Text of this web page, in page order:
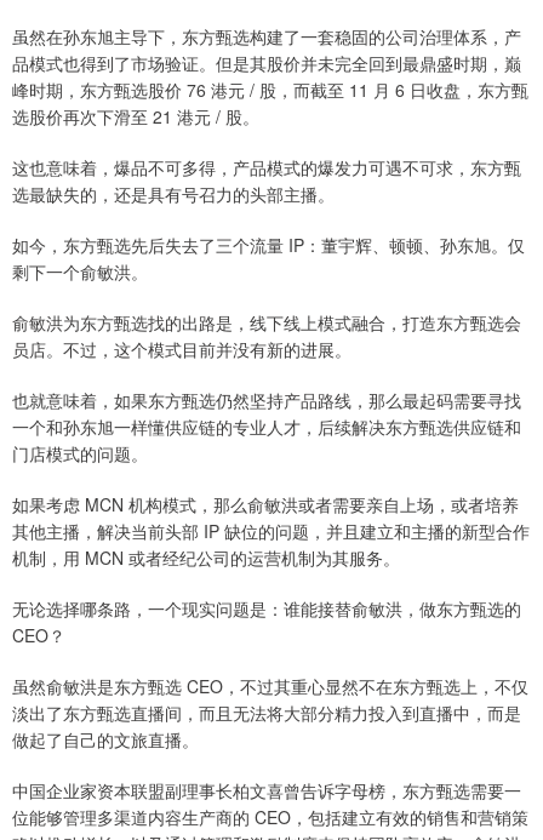
虽然在孙东旭主导下，东方甄选构建了一套稳固的公司治理体系，产
品模式也得到了市场验证。但是其股价并未完全回到最鼎盛时期，巅
峰时期，东方甄选股价 76 港元 / 股，而截至 11 月 6 日收盘，东方甄
选股价再次下滑至 21 港元 / 股。
这也意味着，爆品不可多得，产品模式的爆发力可遇不可求，东方甄
选最缺失的，还是具有号召力的头部主播。
如今，东方甄选先后失去了三个流量 IP：董宇辉、顿顿、孙东旭。仅
剩下一个俞敏洪。
俞敏洪为东方甄选找的出路是，线下线上模式融合，打造东方甄选会
员店。不过，这个模式目前并没有新的进展。
也就意味着，如果东方甄选仍然坚持产品路线，那么最起码需要寻找
一个和孙东旭一样懂供应链的专业人才，后续解决东方甄选供应链和
门店模式的问题。
如果考虑 MCN 机构模式，那么俞敏洪或者需要亲自上场，或者培养
其他主播，解决当前头部 IP 缺位的问题，并且建立和主播的新型合作
机制，用 MCN 或者经纪公司的运营机制为其服务。
无论选择哪条路，一个现实问题是：谁能接替俞敏洪，做东方甄选的
CEO？
虽然俞敏洪是东方甄选 CEO，不过其重心显然不在东方甄选上，不仅
淡出了东方甄选直播间，而且无法将大部分精力投入到直播中，而是
做起了自己的文旅直播。
中国企业家资本联盟副理事长柏文喜曾告诉字母榜，东方甄选需要一
位能够管理多渠道内容生产商的 CEO，包括建立有效的销售和营销策